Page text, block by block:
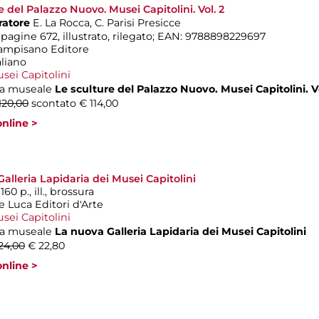
del Palazzo Nuovo. Musei Capitolini. Vol. 2
E. La Rocca, C. Parisi Presicce
pagine 672, illustrato, rilegato; EAN: 9788898229697
Editore
Capitolini
museale Le sculture del Palazzo Nuovo. Musei Capitolini.
scontato € 114,00
>
Lapidaria dei Musei Capitolini
160 p., ill., brossura
Luca Editori d'Arte
Capitolini
museale La nuova Galleria Lapidaria dei Musei Capitolini
€ 22,80
>